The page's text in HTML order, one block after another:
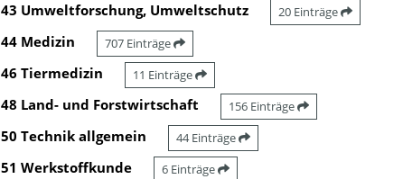
43 Umweltforschung, Umweltschutz 20 Einträge
44 Medizin 707 Einträge
46 Tiermedizin 11 Einträge
48 Land- und Forstwirtschaft 156 Einträge
50 Technik allgemein 44 Einträge
51 Werkstoffkunde 6 Einträge